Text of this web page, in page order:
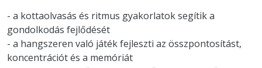
- a kottaolvasás és ritmus gyakorlatok segítik a
gondolkodás fejlődését
- a hangszeren való játék fejleszti az összpontosítást,
koncentrációt és a memóriát